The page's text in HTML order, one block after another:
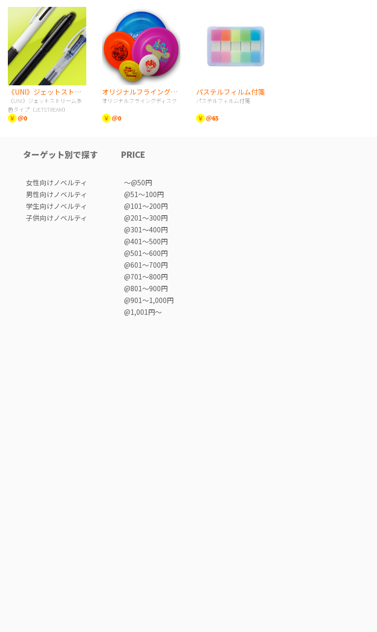
《UNI》ジェットストリーム多色タイプ（JETSTREAM）
《UNI》ジェットストリーム多
色タイプ（JETSTREAM）
￥ ＠0
オリジナルフライングディスク
オリジナルフライングディスク
￥ ＠0
パステルフィルム付箋
パステルフィルム付箋
￥ ＠65
ターゲット別で探す
女性向けノベルティ
男性向けノベルティ
学生向けノベルティ
子供向けノベルティ
PRICE
〜@50円
@51〜100円
@101〜200円
@201〜300円
@301〜400円
@401〜500円
@501〜600円
@601〜700円
@701〜800円
@801〜900円
@901〜1,000円
@1,001円〜